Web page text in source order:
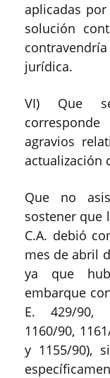
aplicadas
solución
jurídica.
VI) Que
agravios
actualización
Que no
sostener que
C.A. debió
mes de abril
ya que
embarque
E. 429/90,
1160/90,
y 1155/90),